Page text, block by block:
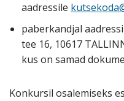
aadressile
paberkandjal
tee 16, 10617
kus on samad
Konkursil osalemiseks